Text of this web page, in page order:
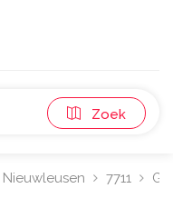
Zoek
Nieuwleusen 7711